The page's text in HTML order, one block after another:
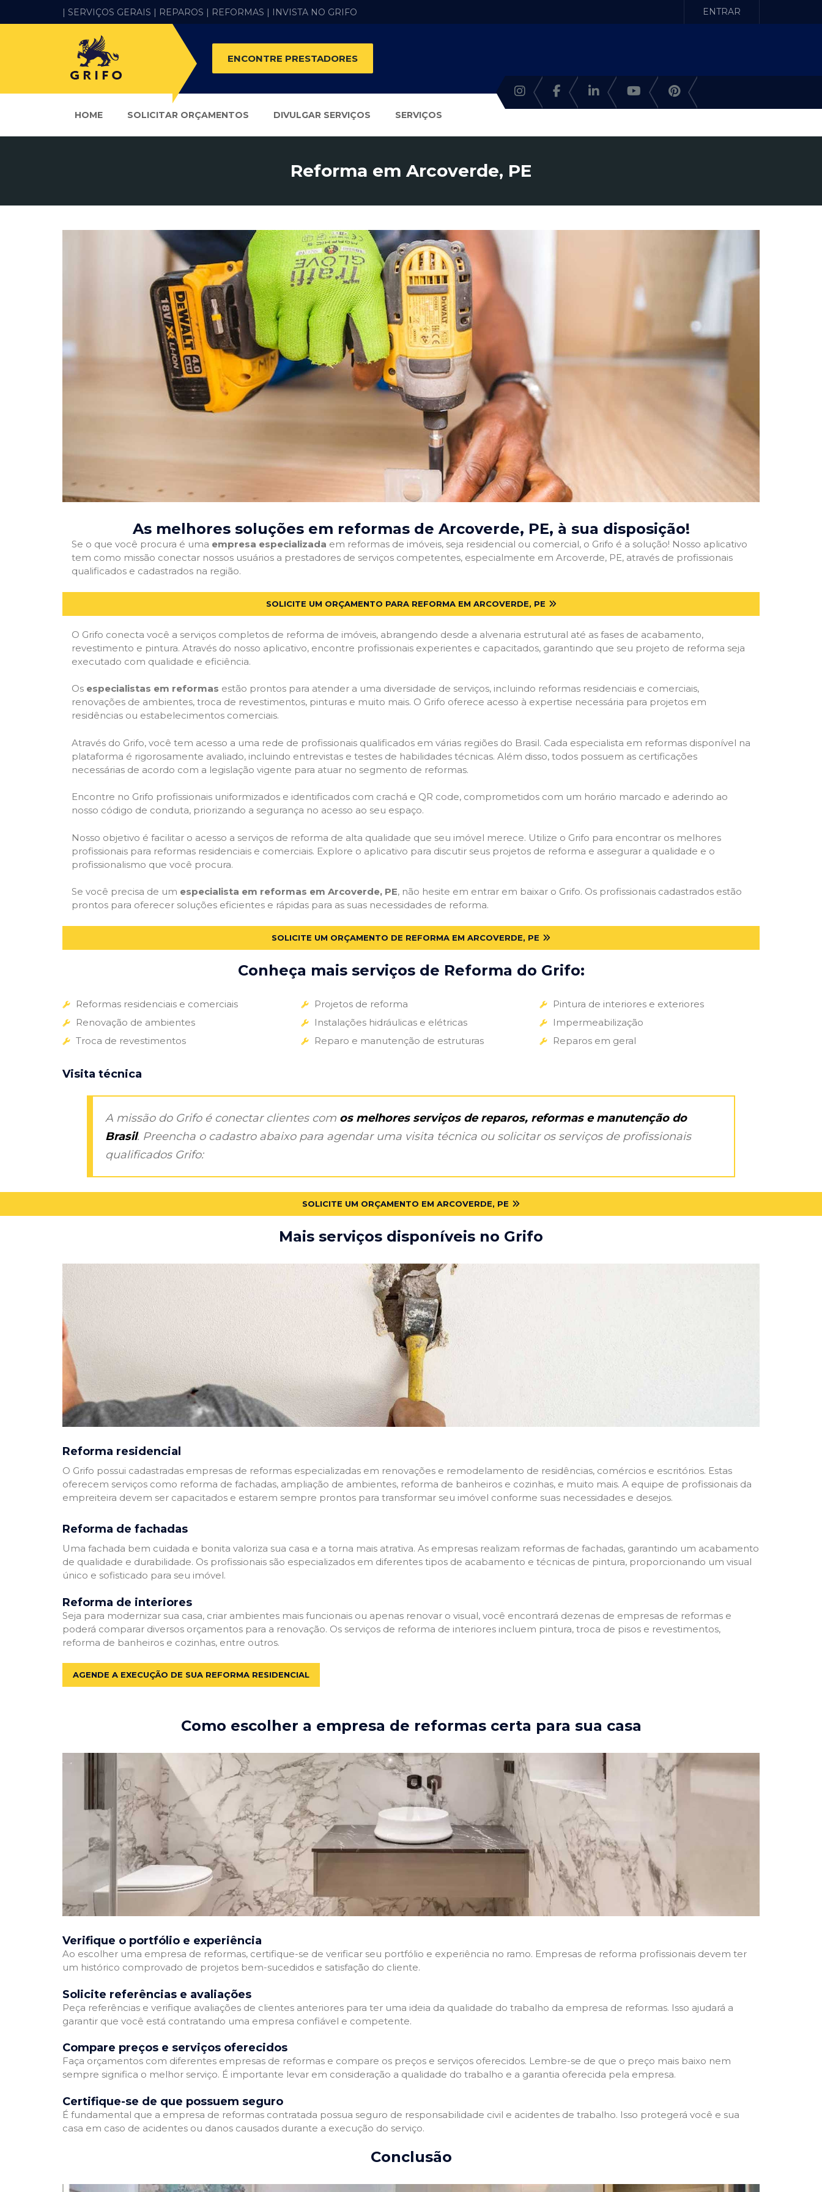
| SERVIÇOS GERAIS | REPAROS | REFORMAS | INVISTA NO GRIFO ENTRAR
ENCONTRE PRESTADORES
HOME SOLICITAR ORÇAMENTOS DIVULGAR SERVIÇOS SERVIÇOS
Reforma em Arcoverde, PE
As melhores soluções em reformas de Arcoverde, PE, à sua disposição!
Se o que você procura é uma empresa especializada em reformas de imóveis, seja residencial ou comercial, o Grifo é a solução! Nosso aplicativo
tem como missão conectar nossos usuários a prestadores de serviços competentes, especialmente em Arcoverde, PE, através de profissionais
qualificados e cadastrados na região.
SOLICITE UM ORÇAMENTO PARA REFORMA EM ARCOVERDE, PE
O Grifo conecta você a serviços completos de reforma de imóveis, abrangendo desde a alvenaria estrutural até as fases de acabamento,
revestimento e pintura. Através do nosso aplicativo, encontre profissionais experientes e capacitados, garantindo que seu projeto de reforma seja
executado com qualidade e eficiência.
Os especialistas em reformas estão prontos para atender a uma diversidade de serviços, incluindo reformas residenciais e comerciais,
renovações de ambientes, troca de revestimentos, pinturas e muito mais. O Grifo oferece acesso à expertise necessária para projetos em
residências ou estabelecimentos comerciais.
Através do Grifo, você tem acesso a uma rede de profissionais qualificados em várias regiões do Brasil. Cada especialista em reformas disponível na
plataforma é rigorosamente avaliado, incluindo entrevistas e testes de habilidades técnicas. Além disso, todos possuem as certificações
necessárias de acordo com a legislação vigente para atuar no segmento de reformas.
Encontre no Grifo profissionais uniformizados e identificados com crachá e QR code, comprometidos com um horário marcado e aderindo ao
nosso código de conduta, priorizando a segurança no acesso ao seu espaço.
Nosso objetivo é facilitar o acesso a serviços de reforma de alta qualidade que seu imóvel merece. Utilize o Grifo para encontrar os melhores
profissionais para reformas residenciais e comerciais. Explore o aplicativo para discutir seus projetos de reforma e assegurar a qualidade e o
profissionalismo que você procura.
Se você precisa de um especialista em reformas em Arcoverde, PE, não hesite em entrar em baixar o Grifo. Os profissionais cadastrados estão
prontos para oferecer soluções eficientes e rápidas para as suas necessidades de reforma.
SOLICITE UM ORÇAMENTO DE REFORMA EM ARCOVERDE, PE
Conheça mais serviços de Reforma do Grifo:
Reformas residenciais e comerciais
Renovação de ambientes
Troca de revestimentos
Projetos de reforma
Instalações hidráulicas e elétricas
Reparo e manutenção de estruturas
Pintura de interiores e exteriores
Impermeabilização
Reparos em geral
Visita técnica
A missão do Grifo é conectar clientes com os melhores serviços de reparos, reformas e manutenção do
Brasil. Preencha o cadastro abaixo para agendar uma visita técnica ou solicitar os serviços de profissionais
qualificados Grifo:
SOLICITE UM ORÇAMENTO EM ARCOVERDE, PE
Mais serviços disponíveis no Grifo
Reforma residencial
O Grifo possui cadastradas empresas de reformas especializadas em renovações e remodelamento de residências, comércios e escritórios. Estas
oferecem serviços como reforma de fachadas, ampliação de ambientes, reforma de banheiros e cozinhas, e muito mais. A equipe de profissionais da
empreiteira devem ser capacitados e estarem sempre prontos para transformar seu imóvel conforme suas necessidades e desejos.
Reforma de fachadas
Uma fachada bem cuidada e bonita valoriza sua casa e a torna mais atrativa. As empresas realizam reformas de fachadas, garantindo um acabamento
de qualidade e durabilidade. Os profissionais são especializados em diferentes tipos de acabamento e técnicas de pintura, proporcionando um visual
único e sofisticado para seu imóvel.
Reforma de interiores
Seja para modernizar sua casa, criar ambientes mais funcionais ou apenas renovar o visual, você encontrará dezenas de empresas de reformas e
poderá comparar diversos orçamentos para a renovação. Os serviços de reforma de interiores incluem pintura, troca de pisos e revestimentos,
reforma de banheiros e cozinhas, entre outros.
AGENDE A EXECUÇÃO DE SUA REFORMA RESIDENCIAL
Como escolher a empresa de reformas certa para sua casa
Verifique o portfólio e experiência
Ao escolher uma empresa de reformas, certifique-se de verificar seu portfólio e experiência no ramo. Empresas de reforma profissionais devem ter
um histórico comprovado de projetos bem-sucedidos e satisfação do cliente.
Solicite referências e avaliações
Peça referências e verifique avaliações de clientes anteriores para ter uma ideia da qualidade do trabalho da empresa de reformas. Isso ajudará a
garantir que você está contratando uma empresa confiável e competente.
Compare preços e serviços oferecidos
Faça orçamentos com diferentes empresas de reformas e compare os preços e serviços oferecidos. Lembre-se de que o preço mais baixo nem
sempre significa o melhor serviço. É importante levar em consideração a qualidade do trabalho e a garantia oferecida pela empresa.
Certifique-se de que possuem seguro
É fundamental que a empresa de reformas contratada possua seguro de responsabilidade civil e acidentes de trabalho. Isso protegerá você e sua
casa em caso de acidentes ou danos causados durante a execução do serviço.
Conclusão